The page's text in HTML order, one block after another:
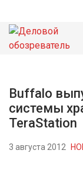
НОВОСТИ
Buffalo
системы
TeraStation
3 августа 2012